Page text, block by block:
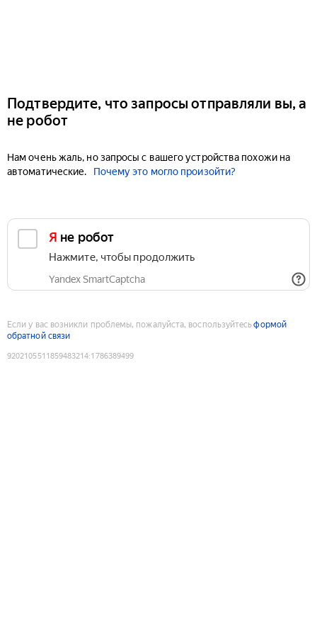
Подтвердите, что запросы отправляли вы, а
не робот
Нам очень жаль, но запросы с вашего устройства похожи на
автоматические.
Почему это могло произойти?
Я не робот
Нажмите, чтобы продолжить
Yandex SmartCaptcha
Если у вас возникли проблемы, пожалуйста, воспользуйтесьформой
обратной связи
9202105511859483214:1786389499